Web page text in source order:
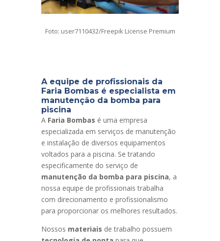
Foto: user7110432/Freepik License Premium
A equipe de profissionais da
Faria Bombas é especialista em
manutenção da bomba para
piscina
A Faria Bombas é uma empresa
especializada em serviços de manutenção
e instalação de diversos equipamentos
voltados para a piscina. Se tratando
especificamente do serviço de
manutenção da bomba para piscina, a
nossa equipe de profissionais trabalha
com direcionamento e profissionalismo
para proporcionar os melhores resultados.
Nossos materiais de trabalho possuem